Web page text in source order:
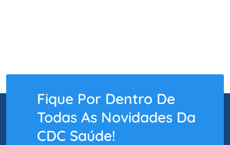
Fique Por Dentro De
Todas As Novidades Da
CDC Saúde!